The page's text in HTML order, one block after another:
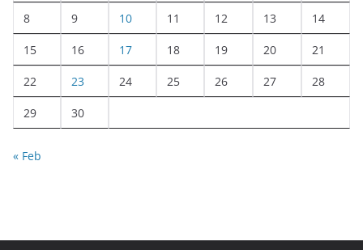
8 9 10 11 12 13 14
15 16 17 18 19 20 21
22 23 24 25 26 27 28
29 30
« Feb